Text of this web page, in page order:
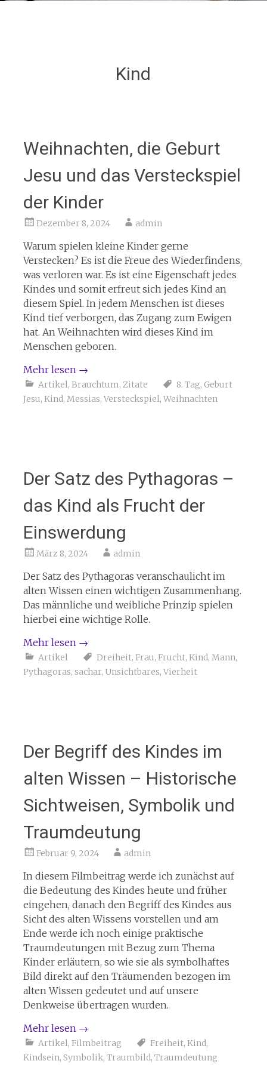
Kind
Weihnachten, die Geburt
Jesu und das Versteckspiel
der Kinder
Dezember 8, 2024 admin
Warum spielen kleine Kinder gerne
Verstecken? Es ist die Freue des Wiederfindens,
was verloren war. Es ist eine Eigenschaft jedes
Kindes und somit erfreut sich jedes Kind an
diesem Spiel. In jedem Menschen ist dieses
Kind tief verborgen, das Zugang zum Ewigen
hat. An Weihnachten wird dieses Kind im
Menschen geboren.
Mehr lesen →
Artikel, Brauchtum, Zitate 8. Tag, Geburt
Jesu, Kind, Messias, Versteckspiel, Weihnachten
Der Satz des Pythagoras –
das Kind als Frucht der
Einswerdung
März 8, 2024 admin
Der Satz des Pythagoras veranschaulicht im
alten Wissen einen wichtigen Zusammenhang.
Das männliche und weibliche Prinzip spielen
hierbei eine wichtige Rolle.
Mehr lesen →
Artikel Dreiheit, Frau, Frucht, Kind, Mann,
Pythagoras, sachar, Unsichtbares, Vierheit
Der Begriff des Kindes im
alten Wissen – Historische
Sichtweisen, Symbolik und
Traumdeutung
Februar 9, 2024 admin
In diesem Filmbeitrag werde ich zunächst auf
die Bedeutung des Kindes heute und früher
eingehen, danach den Begriff des Kindes aus
Sicht des alten Wissens vorstellen und am
Ende werde ich noch einige praktische
Traumdeutungen mit Bezug zum Thema
Kinder erläutern, so wie sie als symbolhaftes
Bild direkt auf den Träumenden bezogen im
alten Wissen gedeutet und auf unsere
Denkweise übertragen wurden.
Mehr lesen →
Artikel, Filmbeitrag Freiheit, Kind,
Kindsein, Symbolik, Traumbild, Traumdeutung